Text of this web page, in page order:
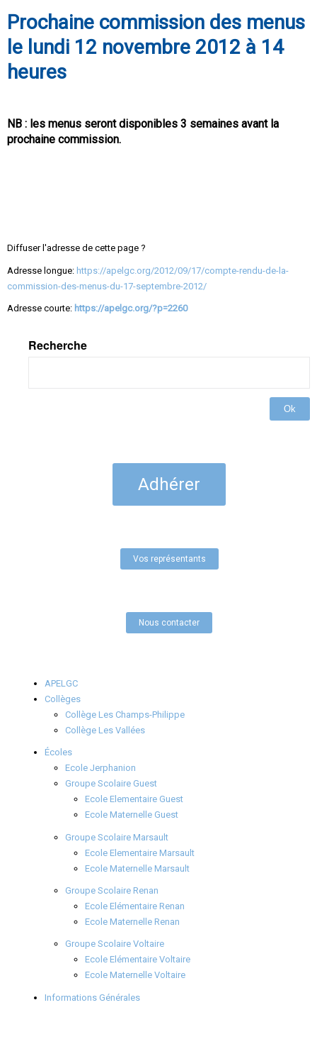
Prochaine commission des menus
le lundi 12 novembre 2012 à 14
heures
NB : les menus seront disponibles 3 semaines avant la
prochaine commission.
Diffuser l'adresse de cette page ?
Adresse longue: https://apelgc.org/2012/09/17/compte-rendu-de-la-
commission-des-menus-du-17-septembre-2012/
Adresse courte: https://apelgc.org/?p=2260
Recherche
Ok
Adhérer
Vos représentants
Nous contacter
APELGC
Collèges
Collège Les Champs-Philippe
Collège Les Vallées
Écoles
Ecole Jerphanion
Groupe Scolaire Guest
Ecole Elementaire Guest
Ecole Maternelle Guest
Groupe Scolaire Marsault
Ecole Elementaire Marsault
Ecole Maternelle Marsault
Groupe Scolaire Renan
Ecole Elémentaire Renan
Ecole Maternelle Renan
Groupe Scolaire Voltaire
Ecole Elémentaire Voltaire
Ecole Maternelle Voltaire
Informations Générales